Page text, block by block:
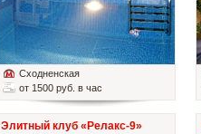
Сходненская
от 1500 руб. в час
Элитный клуб «Релакс-9»